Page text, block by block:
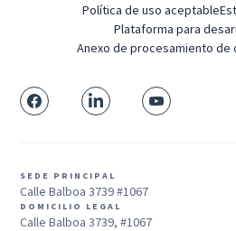
Política de uso aceptable
Plataforma para
Anexo de procesamiento de
SEDE PRINCIPAL
Calle Balboa 3739 #1067
DOMICILIO LEGAL
Calle Balboa 3739, #1067